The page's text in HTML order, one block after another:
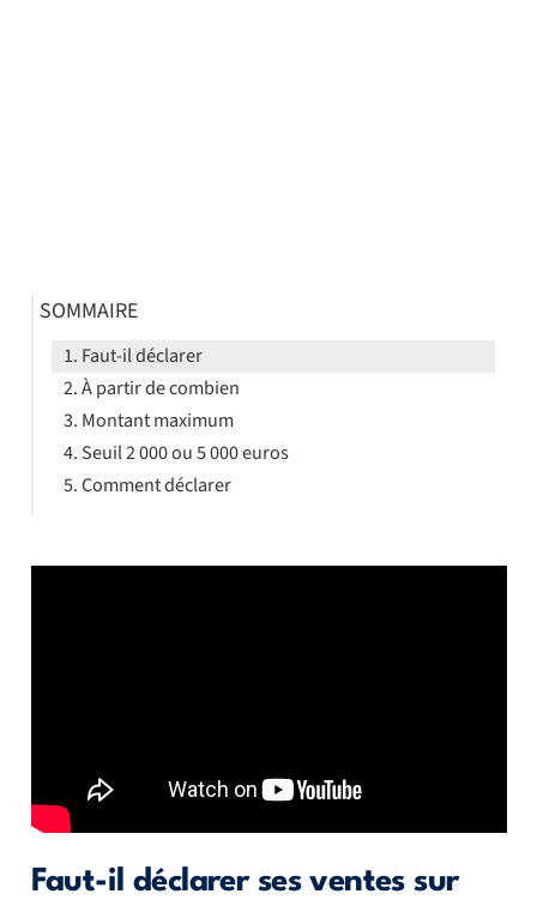
Faut-il déclarer ses ventes sur
SOMMAIRE
Faut-il déclarer
À partir de combien
Montant maximum
Seuil 2 000 ou 5 000 euros
Comment déclarer